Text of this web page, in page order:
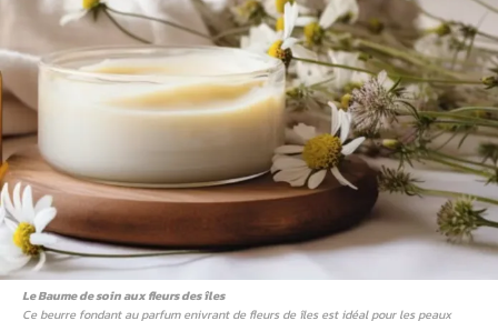
Le Baume de soin aux fleurs des îles
Ce beurre fondant au parfum enivrant de fleurs de îles est idéal pour les peaux